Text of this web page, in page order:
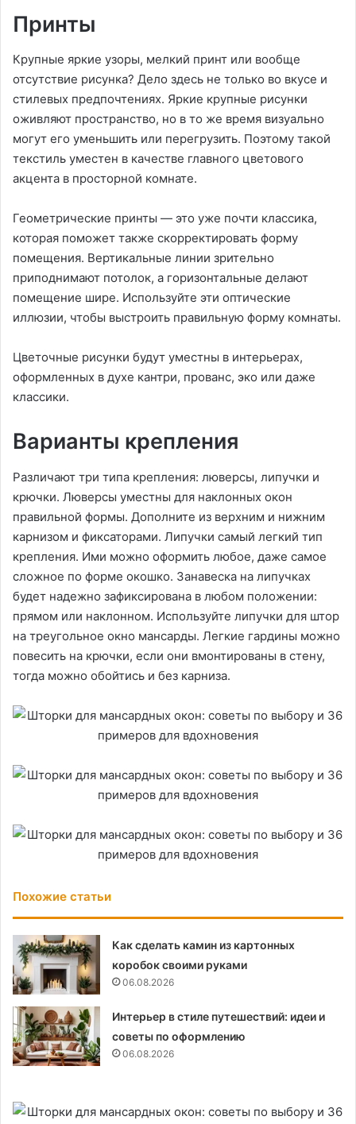
Принты
Крупные яркие узоры, мелкий принт или вообще
отсутствие рисунка? Дело здесь не только во вкусе и
стилевых предпочтениях. Яркие крупные рисунки
оживляют пространство, но в то же время визуально
могут его уменьшить или перегрузить. Поэтому такой
текстиль уместен в качестве главного цветового
акцента в просторной комнате.
Геометрические принты — это уже почти классика,
которая поможет также скорректировать форму
помещения. Вертикальные линии зрительно
приподнимают потолок, а горизонтальные делают
помещение шире. Используйте эти оптические
иллюзии, чтобы выстроить правильную форму комнаты.
Цветочные рисунки будут уместны в интерьерах,
оформленных в духе кантри, прованс, эко или даже
классики.
Варианты крепления
Различают три типа крепления: люверсы, липучки и
крючки. Люверсы уместны для наклонных окон
правильной формы. Дополните из верхним и нижним
карнизом и фиксаторами. Липучки самый легкий тип
крепления. Ими можно оформить любое, даже самое
сложное по форме окошко. Занавеска на липучках
будет надежно зафиксирована в любом положении:
прямом или наклонном. Используйте липучки для штор
на треугольное окно мансарды. Легкие гардины можно
повесить на крючки, если они вмонтированы в стену,
тогда можно обойтись и без карниза.
Похожие статьи
Как сделать камин из картонных
коробок своими руками
06.08.2026
Интерьер в стиле путешествий: идеи и
советы по оформлению
06.08.2026